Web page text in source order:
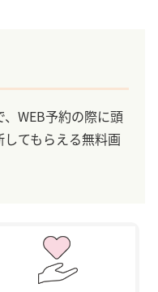
WEB予約の際に頭
てもらえる無料画